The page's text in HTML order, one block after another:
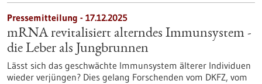
Pressemitteilung - 17.12.2025
mRNA revitalisiert alterndes Immunsystem -
die Leber als Jungbrunnen
Lässt sich das geschwächte Immunsystem älterer Individuen
wieder verjüngen? Dies gelang Forschenden vom DKFZ, vom